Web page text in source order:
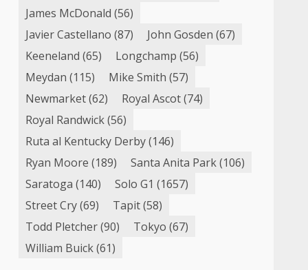
James McDonald (56)
Javier Castellano (87) John Gosden (67)
Keeneland (65) Longchamp (56)
Meydan (115) Mike Smith (57)
Newmarket(62) Royal Ascot(74)
Royal Randwick(56)
Ruta al Kentucky Derby(146)
Ryan Moore (189) Santa Anita Park(106)
Saratoga (140) Solo G1 (1657)
Street Cry(69) Tapit(58)
Todd Pletcher(90) Tokyo (67)
William Buick(61)